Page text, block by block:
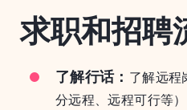
求职和招聘
了解行话： 了解远程
分远程、远程可行等